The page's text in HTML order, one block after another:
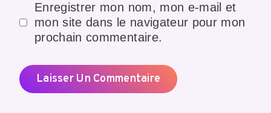
Enregistrer mon nom, mon e-mail et
mon site dans le navigateur pour mon
prochain commentaire.